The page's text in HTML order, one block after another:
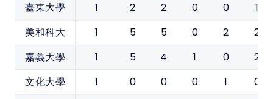
臺東大學 1 2 2 0 0 1
美和科大 1 5 5 0 2 2
嘉義大學 1 5 4 1 0 2
文化大學 1 0 0 0 1 0